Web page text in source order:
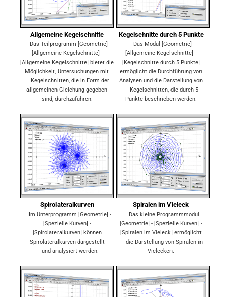
Allgemeine Kegelschnitte
Das Teilprogramm [Geometrie] -
[Allgemeine Kegelschnitte] -
[Allgemeine Kegelschnitte] bietet die
Möglichkeit, Untersuchungen mit
Kegelschnitten, die in Form der
allgemeinen Gleichung gegeben
sind, durchzuführen.
Kegelschnitte durch 5 Punkte
Das Modul [Geometrie] -
[Allgemeine Kegelschnitte] -
[Kegelschnitte durch 5 Punkte]
ermöglicht die Durchführung von
Analysen und die Darstellung von
Kegelschnitten, die durch 5
Punkte beschrieben werden.
Spirolateralkurven
Im Unterprogramm [Geometrie] -
[Spezielle Kurven] -
[Spirolateralkurven] können
Spirolateralkurven dargestellt
und analysiert werden.
Spiralen im Vieleck
Das kleine Programmmodul
[Geometrie] - [Spezielle Kurven] -
[Spiralen im Vieleck] ermöglicht
die Darstellung von Spiralen in
Vielecken.